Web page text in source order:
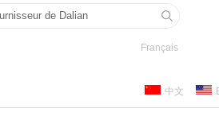
Français
中文